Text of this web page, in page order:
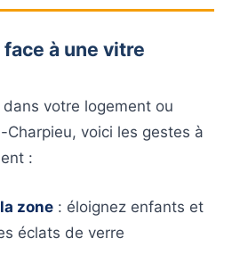
à une vitre
votre logement ou
Charpieu, voici les gestes à
:
zone : éloignez enfants et
éclats de verre